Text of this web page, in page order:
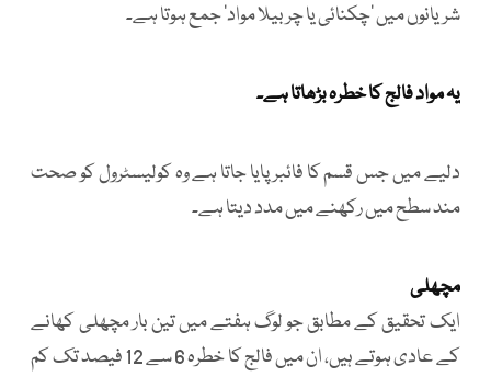
شریانوں میں 'چکنائی یا چربیلا مواد' جمع ہوتا ہے۔
یہ مواد فالج کا خطرہ بڑھاتا ہے۔
دلیے میں جس قسم کا فائبر پایا جاتا ہے وہ کولیسٹرول کو صحت
مند سطح میں رکھنے میں مدد دیتا ہے۔
مچھلی
ایک تحقیق کے مطابق جو لوگ ہفتے میں تین بار مچھلی کھانے
کے عادی ہوتے ہیں، ان میں فالج کا خطرہ 6 سے 12 فیصد تک کم